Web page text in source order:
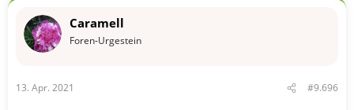
o
:
Caramell
Foren-Urgestein
13. Apr. 2021 #9.696